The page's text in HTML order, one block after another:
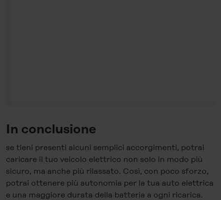
In conclusione
se tieni presenti alcuni semplici accorgimenti, potrai
caricare il tuo veicolo elettrico non solo in modo più
sicuro, ma anche più rilassato. Così, con poco sforzo,
potrai ottenere più autonomia per la tua auto elettrica
e una maggiore durata della batteria a ogni ricarica.